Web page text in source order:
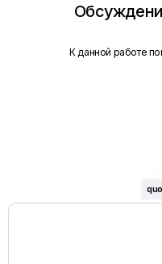
К данной работе